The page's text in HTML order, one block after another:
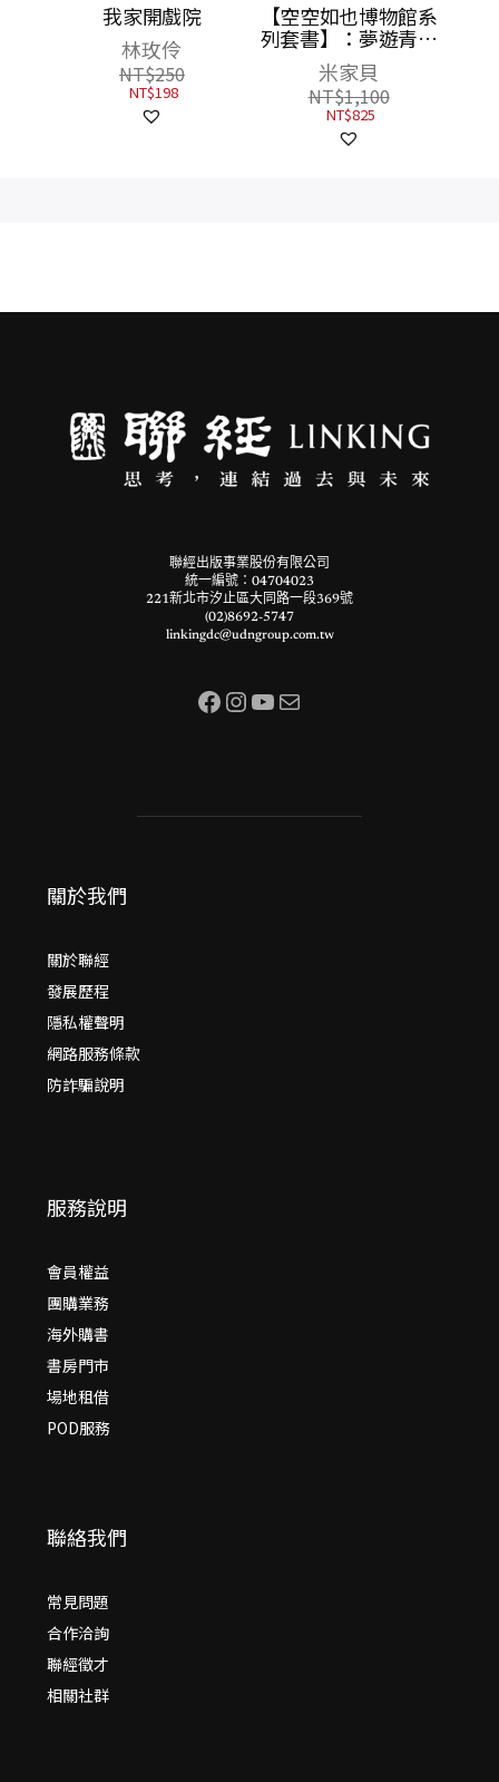
我家開戲院
林玫伶
NT$250
NT$198
【空空如也博物館系
列套書】：夢遊青銅
夜宴／尋找睡美人／
決戰玉靈幻境（共3
冊），附贈「蚩尤限
量簽名酷卡」一套三
張
米家貝
NT$1,100
NT$825
聯經出版事業股份有限公司
統一編號：04704023
221新北市汐止區大同路一段369號
(02)8692-5747
linkingdc@udngroup.com.tw
Facebook InstagramYouTube 電子郵件
關於我們
關於聯經
發展歷程
隱私權聲明
網路服務條款
防詐騙說明
服務說明
會員權益
團購業務
海外購書
書房門市
場地租借
POD服務
聯絡我們
常見問題
合作洽詢
聯經徵才
相關社群